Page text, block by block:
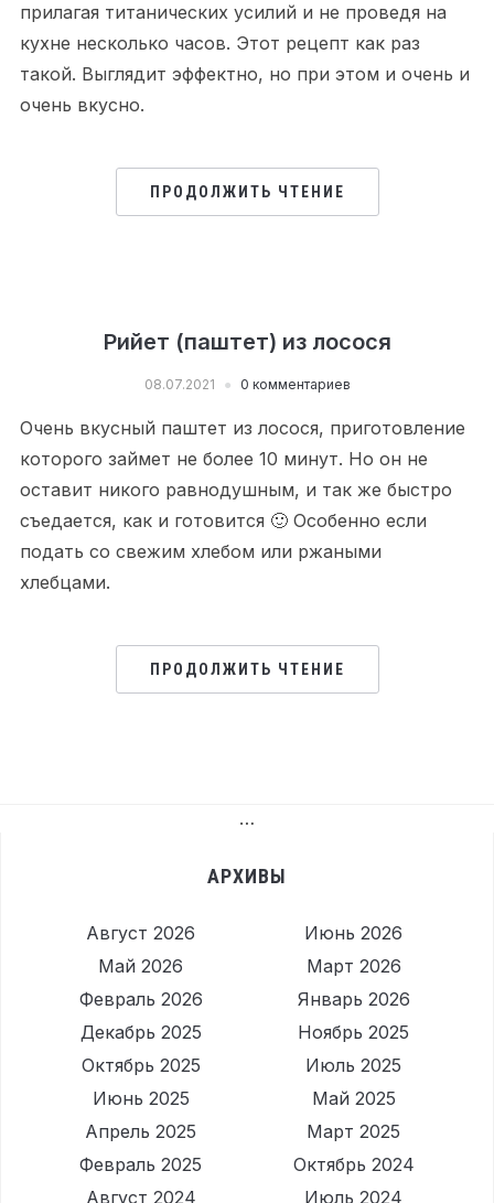
прилагая титанических усилий и не проведя на
кухне несколько часов. Этот рецепт как раз
такой. Выглядит эффектно, но при этом и очень и
очень вкусно.
ПРОДОЛЖИТЬ ЧТЕНИЕ
Рийет (паштет) из лосося
08.07.2021 0 комментариев
Очень вкусный паштет из лосося, приготовление
которого займет не более 10 минут. Но он не
оставит никого равнодушным, и так же быстро
съедается, как и готовится 🙂 Особенно если
подать со свежим хлебом или ржаными
хлебцами.
ПРОДОЛЖИТЬ ЧТЕНИЕ
…
АРХИВЫ
Август 2026
Июнь 2026
Май 2026
Март 2026
Февраль 2026
Январь 2026
Декабрь 2025
Ноябрь 2025
Октябрь 2025
Июль 2025
Июнь 2025
Май 2025
Апрель 2025
Март 2025
Февраль 2025
Октябрь 2024
Август 2024
Июль 2024